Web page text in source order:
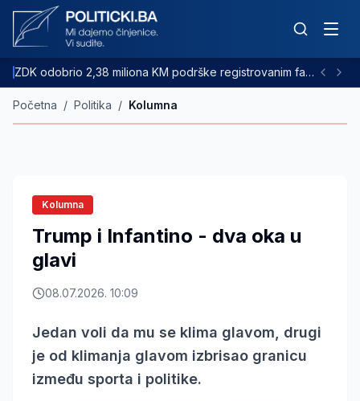
ZDK odobrio 2,38 miliona KM podrške registrovanim farmama goveda
Početna / Politika / Kolumna
Kolumna
Trump i Infantino - dva oka u
glavi
08.07.2026. 10:09
Jedan voli da mu se klima glavom, drugi
je od klimanja glavom izbrisao granicu
između sporta i politike.